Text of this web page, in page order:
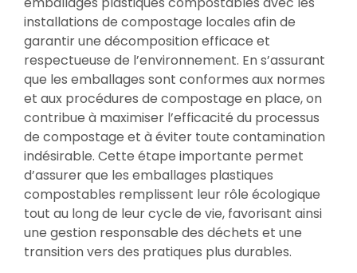
installations de compostage locales afin de
garantir une décomposition efficace et
respectueuse de l’environnement. En s’assurant
que les emballages sont conformes aux normes
et aux procédures de compostage en place, on
contribue à maximiser l’efficacité du processus
de compostage et à éviter toute contamination
indésirable. Cette étape importante permet
d’assurer que les emballages plastiques
compostables remplissent leur rôle écologique
tout au long de leur cycle de vie, favorisant ainsi
une gestion responsable des déchets et une
transition vers des pratiques plus durables.